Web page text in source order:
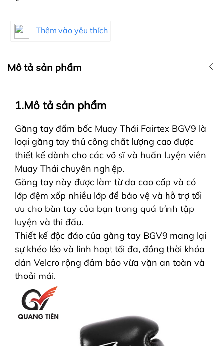
Thêm vào yêu thích
Mô tả sản phẩm
1.Mô tả sản phẩm
Găng tay đấm bốc Muay Thái Fairtex BGV9 là
loại găng tay thủ công chất lượng cao được
thiết kế dành cho các võ sĩ và huấn luyện viên
Muay Thái chuyên nghiệp.
Găng tay này được làm từ da cao cấp và có
lớp đệm xốp nhiều lớp để bảo vệ và hỗ trợ tối
ưu cho bàn tay của bạn trong quá trình tập
luyện và thi đấu.
Thiết kế độc đáo của găng tay BGV9 mang lại
sự khéo léo và linh hoạt tối đa, đồng thời khóa
dán Velcro rộng đảm bảo vừa vặn an toàn và
thoải mái.